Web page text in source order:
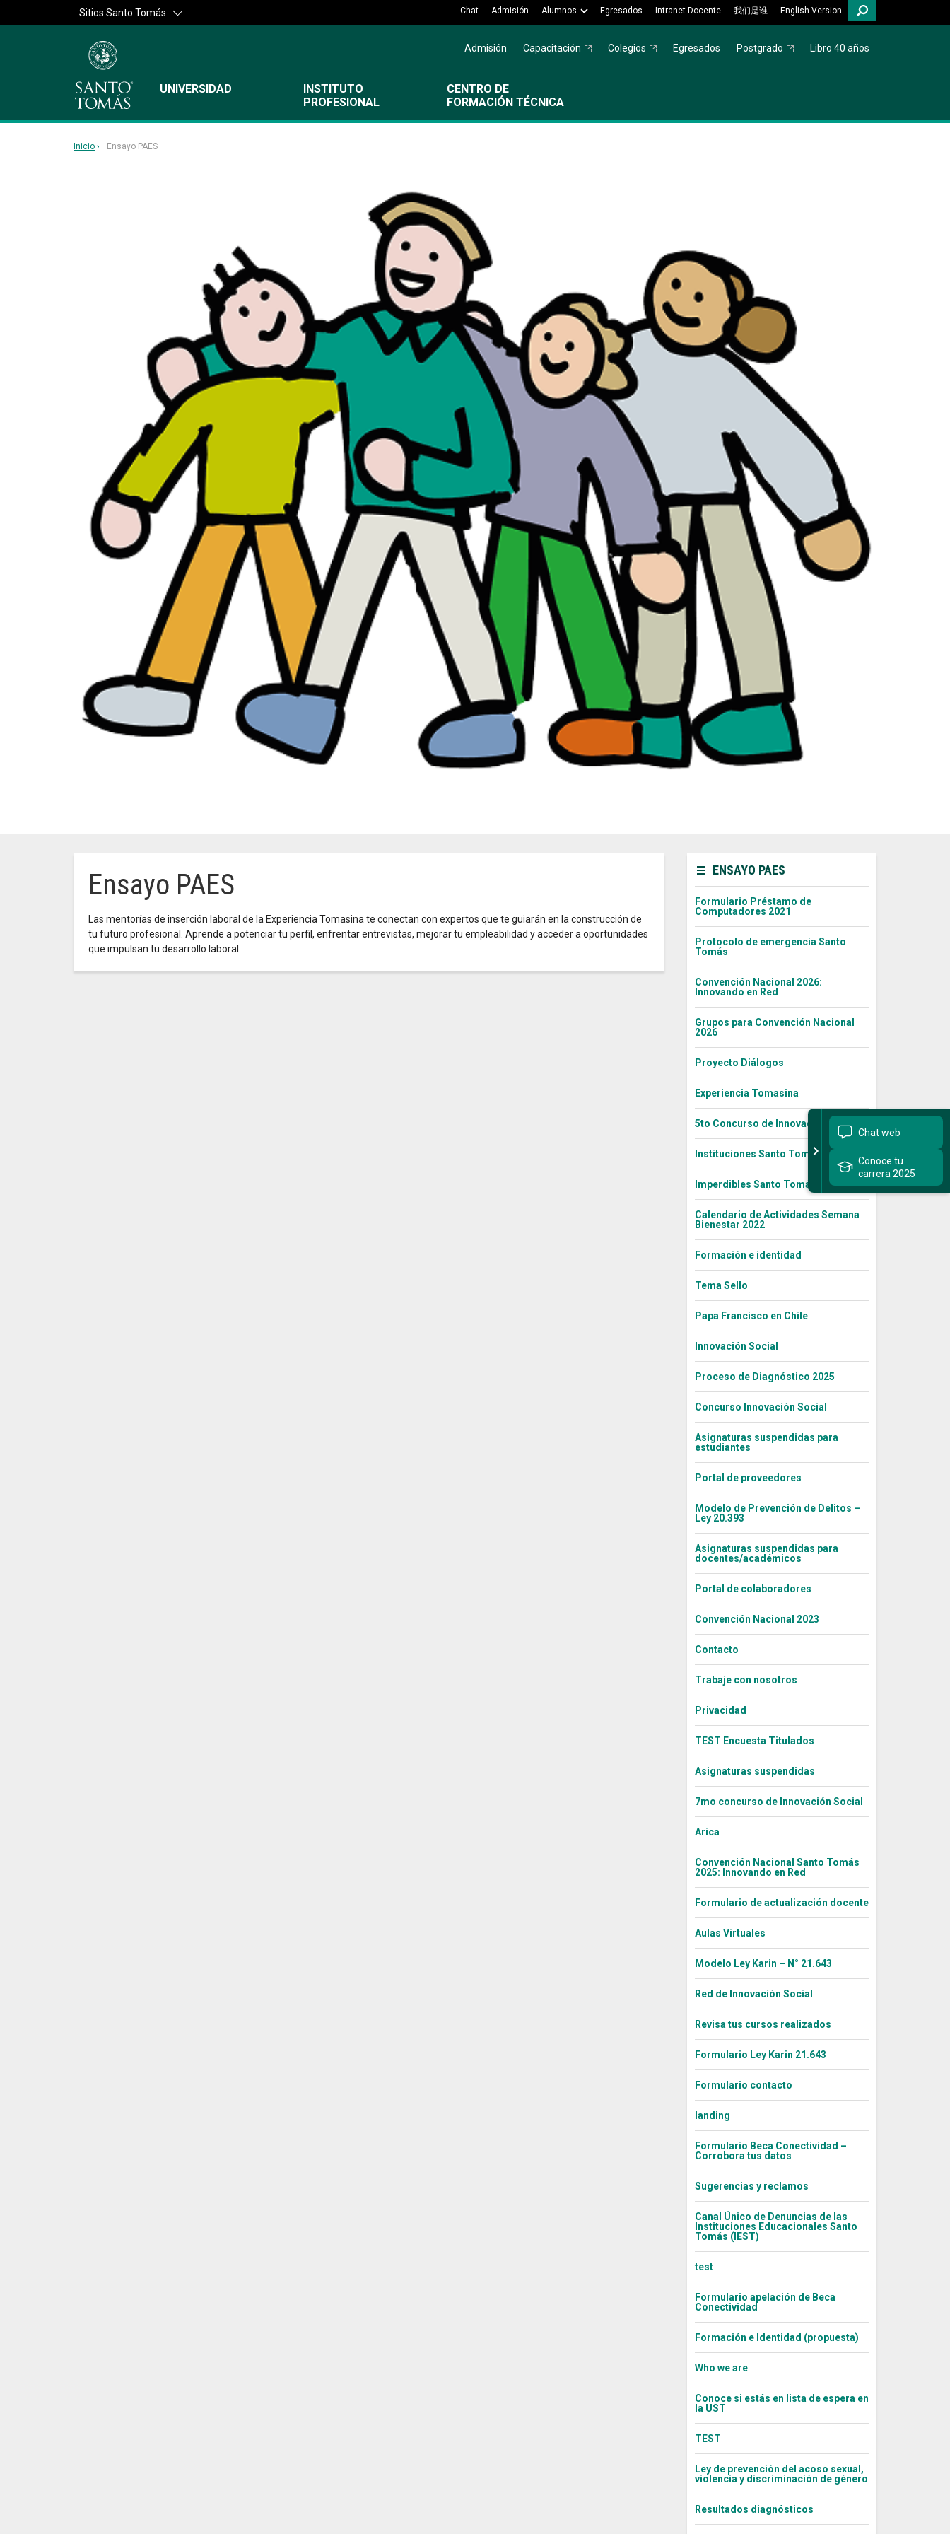
Sitios Santo Tomás English Version
我们是谁
Intranet Docente
Egresados
Alumnos
Admisión
Chat
Admisión Capacitación Colegios Egresados Postgrado Libro 40 años
UNIVERSIDAD
INSTITUTO
PROFESIONAL
CENTRO DE
FORMACIÓN TÉCNICA
Inicio Ensayo PAES
Ensayo PAES
Las mentorías de inserción laboral de la Experiencia Tomasina te conectan con expertos que te guiarán en la construcción de
tu futuro profesional. Aprende a potenciar tu perfil, enfrentar entrevistas, mejorar tu empleabilidad y acceder a oportunidades
que impulsan tu desarrollo laboral.
ENSAYO PAES
Formulario Préstamo de
Computadores 2021
Protocolo de emergencia Santo
Tomás
Convención Nacional 2026:
Innovando en Red
Grupos para Convención Nacional
2026
Proyecto Diálogos
Experiencia Tomasina
5to Concurso de Innovación Social
Instituciones Santo Tomás
Imperdibles Santo Tomás
Calendario de Actividades Semana
Bienestar 2022
Formación e identidad
Tema Sello
Papa Francisco en Chile
Innovación Social
Proceso de Diagnóstico 2025
Concurso Innovación Social
Asignaturas suspendidas para
estudiantes
Portal de proveedores
Modelo de Prevención de Delitos –
Ley 20.393
Asignaturas suspendidas para
docentes/académicos
Portal de colaboradores
Convención Nacional 2023
Contacto
Trabaje con nosotros
Privacidad
TEST Encuesta Titulados
Asignaturas suspendidas
7mo concurso de Innovación Social
Arica
Convención Nacional Santo Tomás
2025: Innovando en Red
Formulario de actualización docente
Aulas Virtuales
Modelo Ley Karin – N° 21.643
Red de Innovación Social
Revisa tus cursos realizados
Formulario Ley Karin 21.643
Formulario contacto
landing
Formulario Beca Conectividad –
Corrobora tus datos
Sugerencias y reclamos
Canal Único de Denuncias de las
Instituciones Educacionales Santo
Tomás (IEST)
test
Formulario apelación de Beca
Conectividad
Formación e Identidad (propuesta)
Who we are
Conoce si estás en lista de espera en
la UST
TEST
Ley de prevención del acoso sexual,
violencia y discriminación de género
Resultados diagnósticos
Chat web
Conoce tu
carrera 2025